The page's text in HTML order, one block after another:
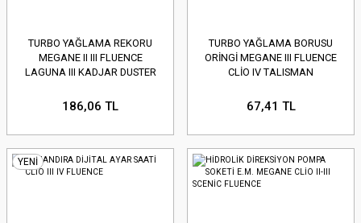
TURBO YAĞLAMA REKORU
MEGANE II III FLUENCE
LAGUNA III KADJAR DUSTER
186,06 TL
TURBO YAĞLAMA BORUSU
ORİNGİ MEGANE III FLUENCE
CLİO IV TALISMAN
67,41 TL
YENİ